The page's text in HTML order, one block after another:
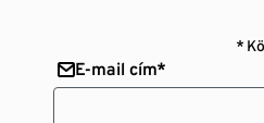
*
E-mail cím*